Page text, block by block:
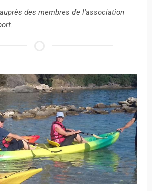
des membres de l’association